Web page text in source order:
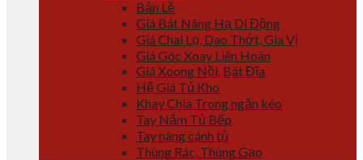
Bản Lề
Giá Bát Nâng Hạ Di Động
Giá Chai Lọ, Dao Thớt, Gia Vị
Giá Góc Xoay Liên Hoàn
Giá Xoong Nồi, Bát Đĩa
Hệ Giá Tủ Kho
Khay Chia Trong ngăn kéo
Tay Nắm Tủ Bếp
Tay nâng cánh tủ
Thùng Rác, Thùng Gạo